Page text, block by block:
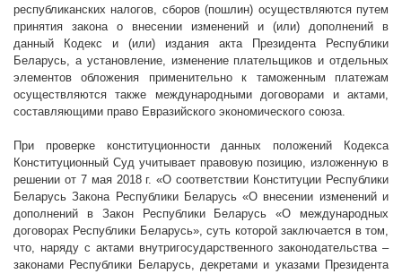
республиканских налогов, сборов (пошлин) осуществляются путем
принятия закона о внесении изменений и (или) дополнений в
данный Кодекс и (или) издания акта Президента Республики
Беларусь, а установление, изменение плательщиков и отдельных
элементов обложения применительно к таможенным платежам
осуществляются также международными договорами и актами,
составляющими право Евразийского экономического союза.
При проверке конституционности данных положений Кодекса
Конституционный Суд учитывает правовую позицию, изложенную в
решении от 7 мая 2018 г. «О соответствии Конституции Республики
Беларусь Закона Республики Беларусь «О внесении изменений и
дополнений в Закон Республики Беларусь «О международных
договорах Республики Беларусь», суть которой заключается в том,
что, наряду с актами внутригосударственного законодательства –
законами Республики Беларусь, декретами и указами Президента